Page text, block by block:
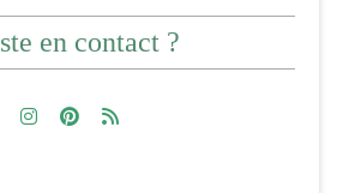
en contact ?